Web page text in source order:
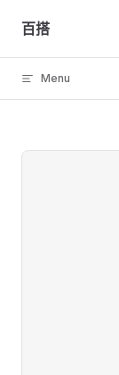
Skip to content
百搭
Menu